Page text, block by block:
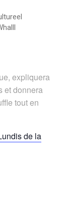
expliquera
et donnera
tout en
de la